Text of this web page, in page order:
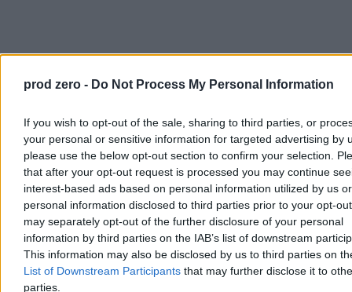
prod zero - Do Not Process My Personal Information
If you wish to opt-out of the sale, sharing to third parties, or
your personal or sensitive information for targeted advertising by
please use the below opt-out section to confirm your selection.
that after your opt-out request is processed you may continue
interest-based ads based on personal information utilized by us or
personal information disclosed to third parties prior to your opt-
may separately opt-out of the further disclosure of your personal
information by third parties on the IAB’s list of downstream
This information may also be disclosed by us to third parties on
List of Downstream Participants that may further disclose it to
parties.
Wielu internautów wiedziało lepiej. Ot, choćby przyjmowano, że
pochodzę z urzędniczej rodziny,mam matkę urzędniczkę, ojca
urzędnika, a moje półtoraroczne dziecko nauczyło się mówić
"mama", "tata" i "nie teraz, mam przerwę, żegnam".
Trudno, piszę jeszcze raz to samo. A Wy, jeśli chcecie, jeszcze raz
możecie mnie obrazić.
Krzywdzące stereotypy